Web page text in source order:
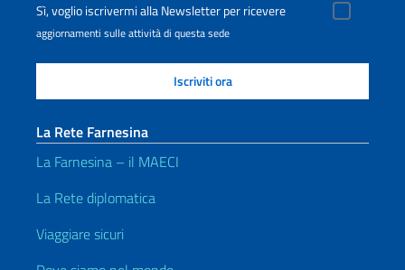
Sì, voglio iscrivermi alla Newsletter per ricevere
aggiornamenti sulle attività di questa sede
La Rete Farnesina
La Farnesina – il MAECI
La Rete diplomatica
Viaggiare sicuri